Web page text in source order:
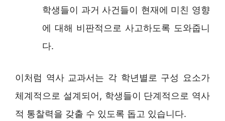
학생들이 과거 사건들이 현재에 미친 영향
에 대해 비판적으로 사고하도록 도와줍니
다.
이처럼 역사 교과서는 각 학년별로 구성 요소가
체계적으로 설계되어, 학생들이 단계적으로 역사
적 통찰력을 갖출 수 있도록 돕고 있습니다.